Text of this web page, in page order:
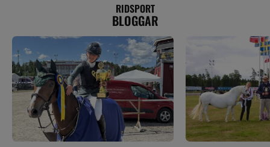
RIDSPORT
BLOGGAR